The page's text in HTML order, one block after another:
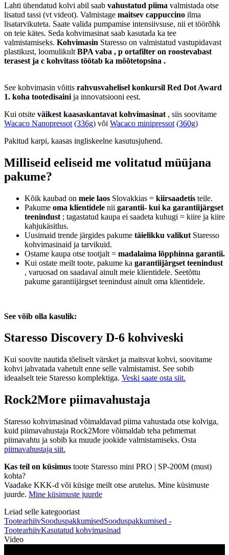
Lahti ühendatud kolvi abil saab vahustatud piima valmistada otse
lisatud tassi (vt videot). Valmistage maitsev cappuccino ilma
lisatarvikuteta. Saate valida pumpamise intensiivsuse, nii et töörõhk
on teie kätes. Seda kohvimasinat saab kasutada ka tee
valmistamiseks. Kohvimasin Staresso on valmistatud vastupidavast
plastikust, loomulikult BPA vaba , p ortafilter on roostevabast
terasest ja c kohvitass töötab ka mõõtetopsina .
See kohvimasin võitis rahvusvahelisel konkursil Red Dot Award
1. koha tootedisaini ja innovatsiooni eest.
Kui otsite väikest kaasaskantavat kohvimasinat , siis soovitame
Wacaco Nanopressot (336g) või Wacaco minipressot (360g)
Pakitud karpi, kaasas ingliskeelne kasutusjuhend.
Milliseid eeliseid me volitatud müüjana
pakume?
Kõik kaubad on meie laos Slovakkias = kiirsaadetis teile.
Pakume oma klientidele nii garantii- kui ka garantiijärgset
teenindust ; tagastatud kaupa ei saadeta kuhugi = kiire ja kiire
kahjukäsitlus.
Uusimaid trende järgides pakume täielikku valikut Staresso
kohvimasinaid ja tarvikuid.
Ostame kaupa otse tootjalt = madalaima lõpphinna garantii.
Kui ostate meilt toote, pakume ka garantiijärgset teenindust
, varuosad on saadaval ainult meie klientidele. Seetõttu
pakume garantiijärgset teenindust ainult oma klientidele.
See võib olla kasulik:
Staresso Discovery D-6 kohviveski
Kui soovite nautida tõeliselt värsket ja maitsvat kohvi, soovitame
kohvi jahvatada vahetult enne selle valmistamist. See sobib
ideaalselt teie Staresso komplektiga. Veski saate osta siit.
Rock2More piimavahustaja
Staresso kohvimasinad võimaldavad piima vahustada otse kolviga,
kuid piimavahustaja Rock2More võimaldab teha pehmemat
piimavahtu ja sobib ka muude jookide valmistamiseks. Osta
piimavahustaja siit.
Kas teil on küsimus toote Staresso mini PRO | SP-200M (must)
kohta?
Vaadake KKK-d või küsige meilt otse arutelus. Mine küsimuste
juurde. Mine küsimuste juurde
Leiad selle kategooriast
TootearhiivSooduspakkumisedSooduspakkumised -
TootearhiivKasutatud kohvimasinad
Video